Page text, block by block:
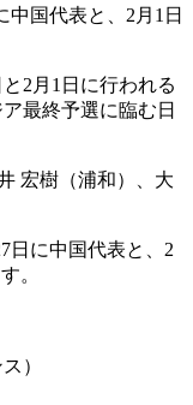
中国代表と、2月1日
2月1日に行われる
最終予選に臨む日
宏樹（浦和）、大
日に中国代表と、2
。
）